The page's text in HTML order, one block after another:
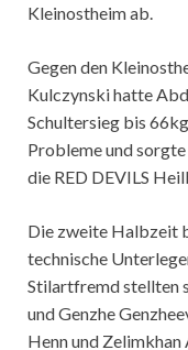
Kleinostheim ab.
Gegen den
Kulczynski hatte
Schultersieg bis
Probleme und
die RED DEVILS
Die zweite Halbzeit
technische
Stilartfremd stellten
und Genzhe
Henn und